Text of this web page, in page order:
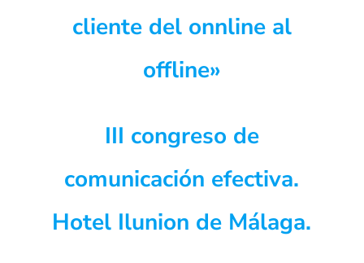
cliente del onnline al
offline»
III congreso de
comunicación efectiva.
Hotel Ilunion de Málaga.